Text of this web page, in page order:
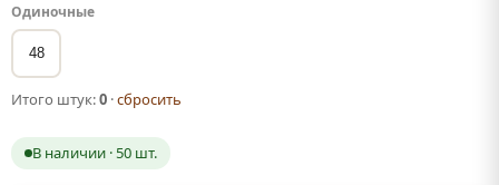
Одиночные
48
Итого штук:0 ·сбросить
В наличии · 50 шт.